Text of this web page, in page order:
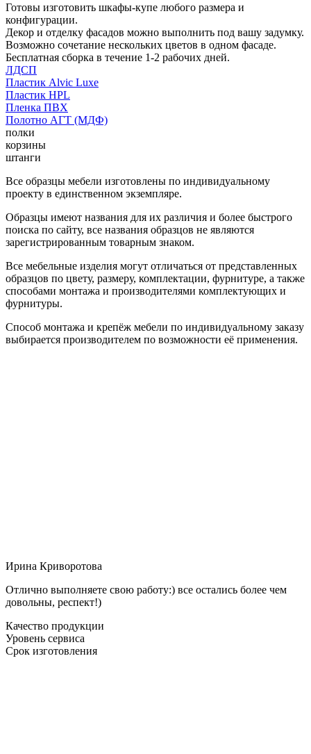
Готовы изготовить шкафы-купе любого размера и
конфигурации.
Декор и отделку фасадов можно выполнить под вашу задумку.
Возможно сочетание нескольких цветов в одном фасаде.
Бесплатная сборка в течение 1-2 рабочих дней.
ЛДСП
Пластик Alvic Luxe
Пластик HPL
Пленка ПВХ
Полотно АГТ (МДФ)
полки
корзины
штанги
Все образцы мебели изготовлены по индивидуальному
проекту в единственном экземпляре.
Образцы имеют названия для их различия и более быстрого
поиска по сайту, все названия образцов не являются
зарегистрированным товарным знаком.
Все мебельные изделия могут отличаться от представленных
образцов по цвету, размеру, комплектации, фурнитуре, а также
способами монтажа и производителями комплектующих и
фурнитуры.
Способ монтажа и крепёж мебели по индивидуальному заказу
выбирается производителем по возможности её применения.
Ирина Криворотова
Отлично выполняете свою работу:) все остались более чем
довольны, респект!)
Качество продукции
Уровень сервиса
Срок изготовления